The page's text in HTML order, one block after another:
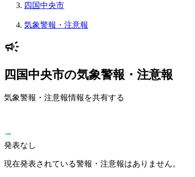
四国中央市
気象警報・注意報
四国中央市の気象警報・注意報
気象警報・注意報情報を共有する
発表なし
現在発表されている警報・注意報はありません。